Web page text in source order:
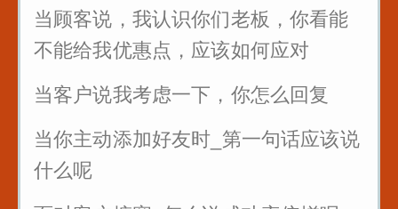
公司年会如何发言_为你们准备好了
当顾客说，我认识你们老板，你看能
不能给我优惠点，应该如何应对
当客户说我考虑一下，你怎么回复
当你主动添加好友时_第一句话应该说
什么呢